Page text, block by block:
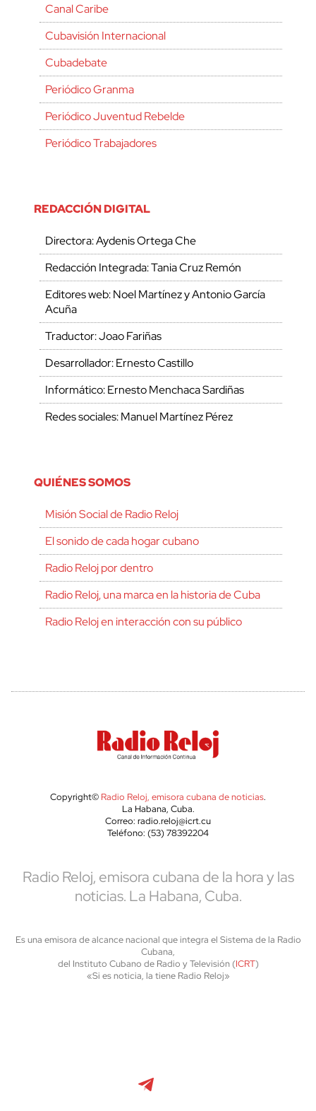
Canal Caribe
Cubavisión Internacional
Cubadebate
Periódico Granma
Periódico Juventud Rebelde
Periódico Trabajadores
REDACCIÓN DIGITAL
Directora: Aydenis Ortega Che
Redacción Integrada: Tania Cruz Remón
Editores web: Noel Martínez y Antonio García
Acuña
Traductor: Joao Fariñas
Desarrollador: Ernesto Castillo
Informático: Ernesto Menchaca Sardiñas
Redes sociales: Manuel Martínez Pérez
QUIÉNES SOMOS
Misión Social de Radio Reloj
El sonido de cada hogar cubano
Radio Reloj por dentro
Radio Reloj, una marca en la historia de Cuba
Radio Reloj en interacción con su público
Copyright© Radio Reloj, emisora cubana de noticias.
La Habana, Cuba.
Correo: radio.reloj@icrt.cu
Teléfono: (53) 78392204
Radio Reloj, emisora cubana de la hora y las
noticias. La Habana, Cuba.
Es una emisora de alcance nacional que integra el Sistema de la Radio
Cubana,
del Instituto Cubano de Radio y Televisión (ICRT)
«Si es noticia, la tiene Radio Reloj»